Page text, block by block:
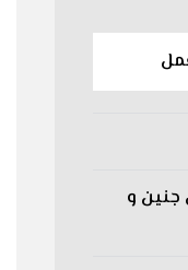
جنين و